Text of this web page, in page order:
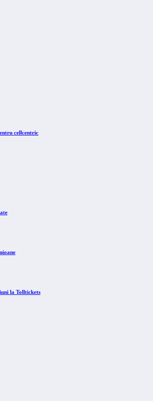
cellcentric
la Tolltickets